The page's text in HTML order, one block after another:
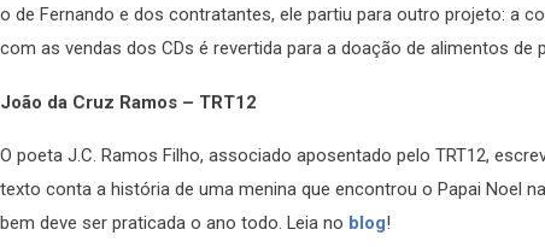
o de Fernando e dos contratantes, ele partiu para outro projeto: a
com as vendas dos CDs é revertida para a doação de alimentos
João da Cruz Ramos – TRT12
O poeta J.C. Ramos Filho, associado aposentado pelo TRT12,
texto conta a história de uma menina que encontrou o Papai Noel
bem deve ser praticada o ano todo. Leia no blog!